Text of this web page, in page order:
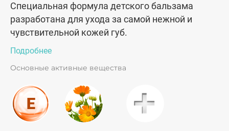
Специальная формула детского бальзама
разработана для ухода за самой нежной и
чувствительной кожей губ.
Подробнее
Основные активные вещества